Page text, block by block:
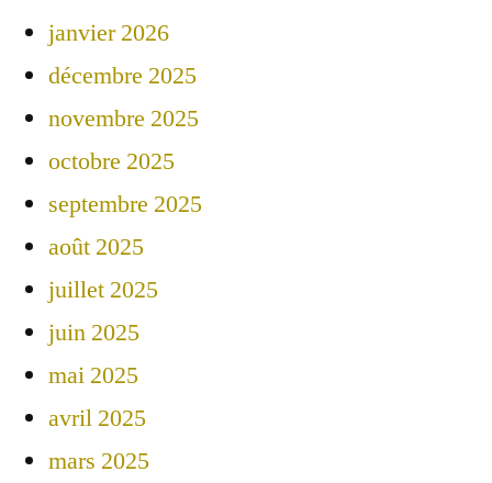
janvier 2026
décembre 2025
novembre 2025
octobre 2025
septembre 2025
août 2025
juillet 2025
juin 2025
mai 2025
avril 2025
mars 2025